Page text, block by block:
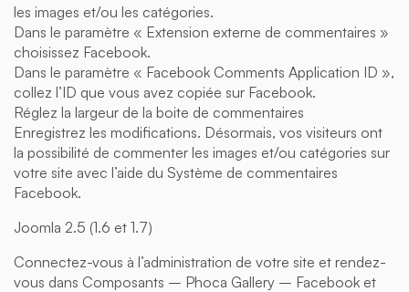
les images et/ou les catégories.
Dans le paramètre « Extension externe de commentaires »
choisissez Facebook.
Dans le paramètre « Facebook Comments Application ID »,
collez l’ID que vous avez copiée sur Facebook.
Réglez la largeur de la boite de commentaires
Enregistrez les modifications. Désormais, vos visiteurs ont
la possibilité de commenter les images et/ou catégories sur
votre site avec l’aide du Système de commentaires
Facebook.
Joomla 2.5 (1.6 et 1.7)
Connectez-vous à l’administration de votre site et rendez-
vous dans Composants – Phoca Gallery – Facebook et